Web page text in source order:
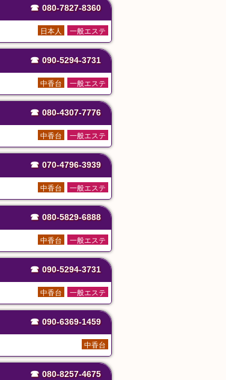
☎ 080-7827-8360
一般エステ
日本人
☎ 090-5294-3731
一般エステ
中香台
☎ 080-4307-7776
一般エステ
中香台
☎ 070-4796-3939
一般エステ
中香台
☎ 080-5829-6888
一般エステ
中香台
☎ 090-5294-3731
一般エステ
中香台
☎ 090-6369-1459
中香台
☎ 080-8257-4675